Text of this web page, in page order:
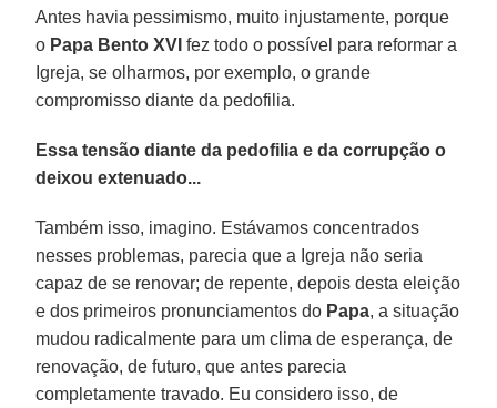
Antes havia pessimismo, muito injustamente, porque
o Papa Bento XVI fez todo o possível para reformar a
Igreja, se olharmos, por exemplo, o grande
compromisso diante da pedofilia.
Essa tensão diante da pedofilia e da corrupção o
deixou extenuado...
Também isso, imagino. Estávamos concentrados
nesses problemas, parecia que a Igreja não seria
capaz de se renovar; de repente, depois desta eleição
e dos primeiros pronunciamentos do Papa, a situação
mudou radicalmente para um clima de esperança, de
renovação, de futuro, que antes parecia
completamente travado. Eu considero isso, de